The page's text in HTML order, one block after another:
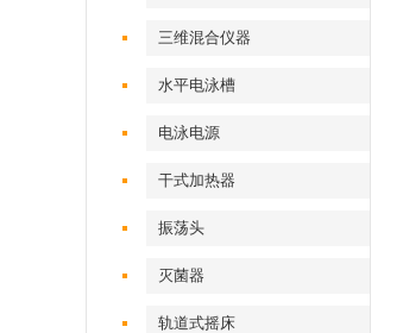
三维混合仪器
水平电泳槽
电泳电源
干式加热器
振荡头
灭菌器
轨道式摇床